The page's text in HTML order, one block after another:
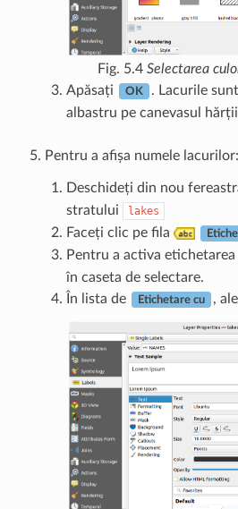
Fig. 5.4 Selectarea
Apăsați
OK
. Lacurile
albastru pe canevasul
Pentru a afișa numele lacurilor:
Deschideți din nou
stratului
lakes
Faceți clic pe fila
Pentru a activa etichetarea
în caseta de selectare.
În lista de
Etichetare cu ,